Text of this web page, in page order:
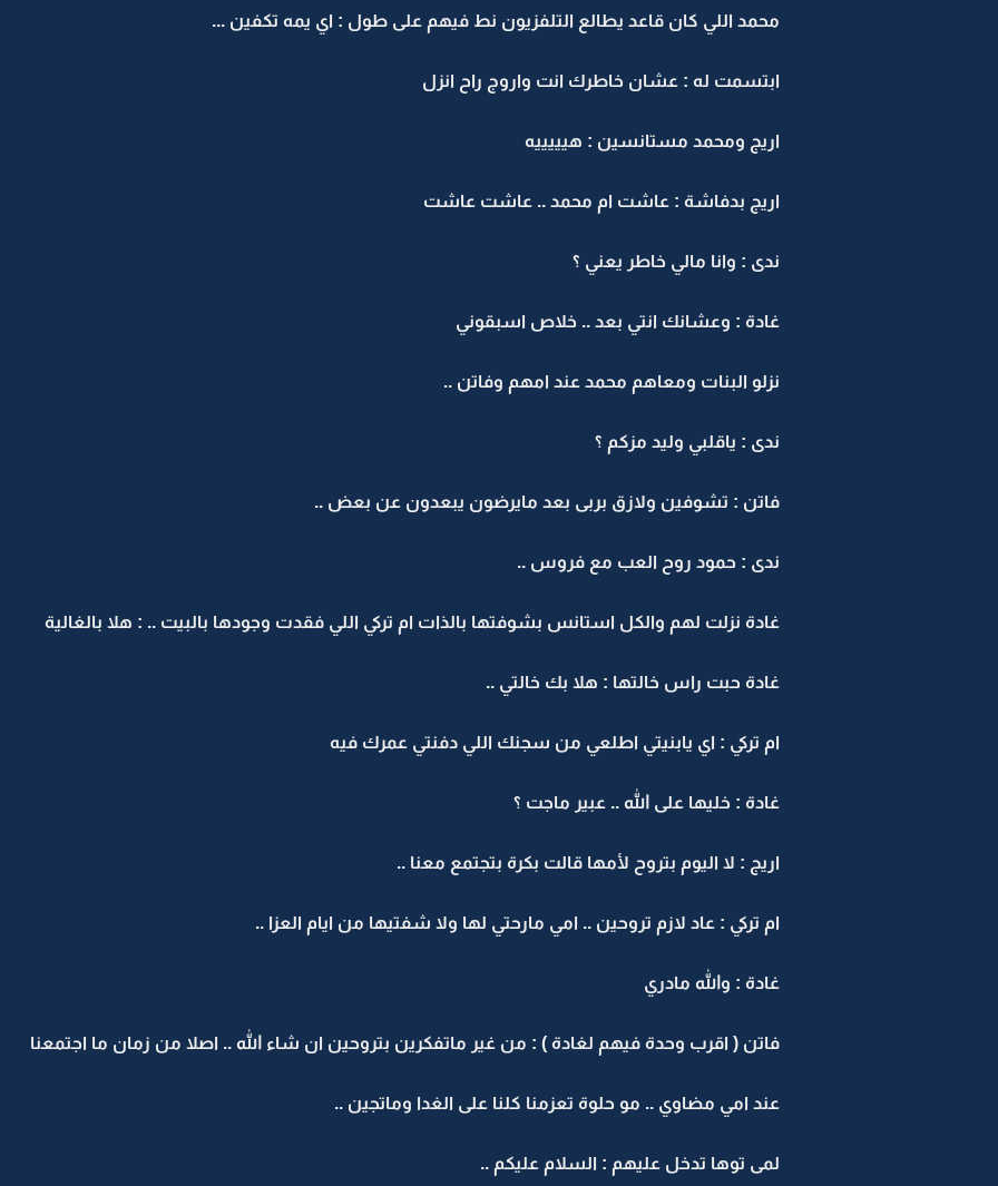
محمد اللي كان قاعد يطالع التلفزيون نط فيهم على طول : اي يمه تكفين ...
ابتسمت له : عشان خاطرك انت واروج راح انزل
اريج ومحمد مستانسين : هيييييه
اريج بدفاشة : عاشت ام محمد .. عاشت عاشت
ندى : وانا مالي خاطر يعني ؟
غادة : وعشانك انتي بعد .. خلاص اسبقوني
نزلو البنات ومعاهم محمد عند امهم وفاتن ..
ندى : ياقلبي وليد مزكم ؟
فاتن : تشوفين ولازق بربى بعد مايرضون يبعدون عن بعض ..
ندى : حمود روح العب مع فروس ..
غادة نزلت لهم والكل استانس بشوفتها بالذات ام تركي اللي فقدت وجودها بالبيت .. : هلا بالغالية
غادة حبت راس خالتها : هلا بك خالتي ..
ام تركي : اي يابنيتي اطلعي من سجنك اللي دفنتي عمرك فيه
غادة : خليها على الله .. عبير ماجت ؟
اريج : لا اليوم بتروح لأمها قالت بكرة بتجتمع معنا ..
ام تركي : عاد لازم تروحين .. امي مارحتي لها ولا شفتيها من ايام العزا ..
غادة : والله مادري
فاتن ( اقرب وحدة فيهم لغادة ) : من غير ماتفكرين بتروحين ان شاء الله .. اصلا من زمان ما اجتمعنا
عند امي مضاوي .. مو حلوة تعزمنا كلنا على الغدا وماتجين ..
لمى توها تدخل عليهم : السلام عليكم ..